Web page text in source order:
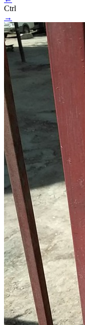
Ctrl
→